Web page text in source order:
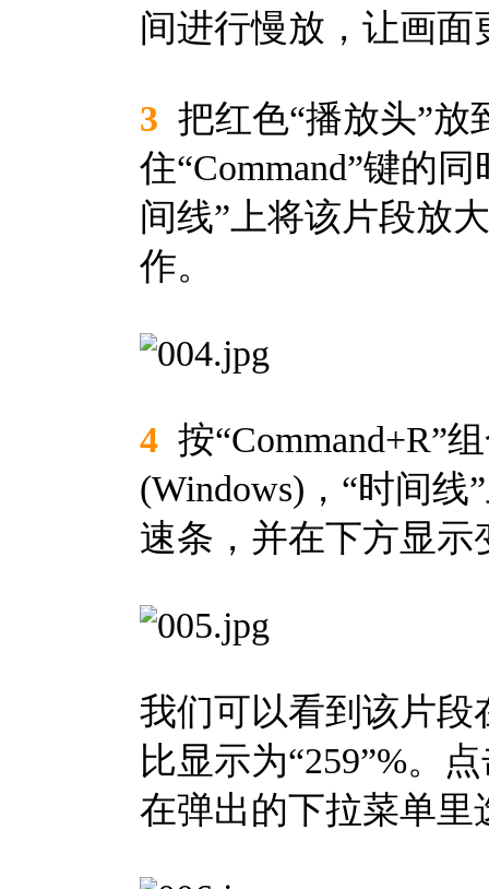
间进行慢放，让画
3 把红色“播放头”
住“Command”键的
间线”上将该片段放
作。
4 按“Command+R”
(Windows)，“时间
速条，并在下方显示
我们可以看到该片
比显示为“259”%。
在弹出的下拉菜单里